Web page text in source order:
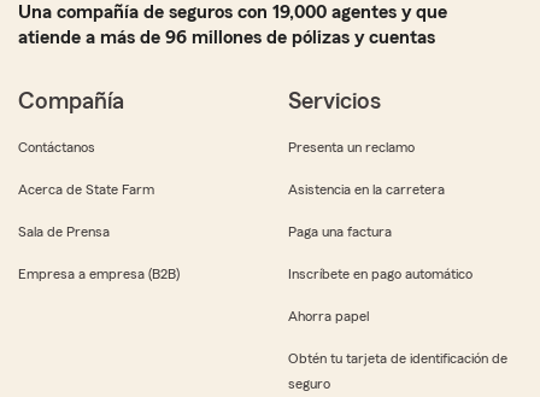
Una compañía de seguros con 19,000 agentes y que
atiende a más de 96 millones de pólizas y cuentas
Compañía
Contáctanos
Acerca de State Farm
Sala de Prensa
Empresa a empresa (B2B)
Servicios
Presenta un reclamo
Asistencia en la carretera
Paga una factura
Inscríbete en pago automático
Ahorra papel
Obtén tu tarjeta de identificación de
seguro